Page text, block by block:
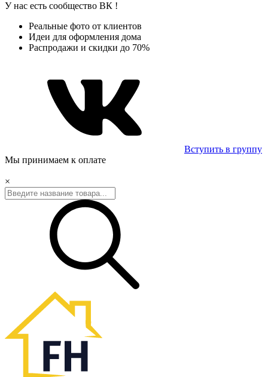
У нас есть сообщество ВК !
Реальные фото от клиентов
Идеи для оформления дома
Распродажи и скидки до 70%
Вступить в группу
Мы принимаем к оплате
×